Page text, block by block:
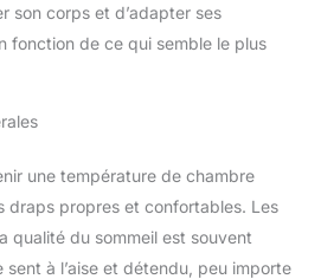
son corps et d’adapter ses
fonction de ce qui semble le plus
une température de chambre
draps propres et confortables. Les
qualité du sommeil est souvent
sent à l’aise et détendu, peu importe